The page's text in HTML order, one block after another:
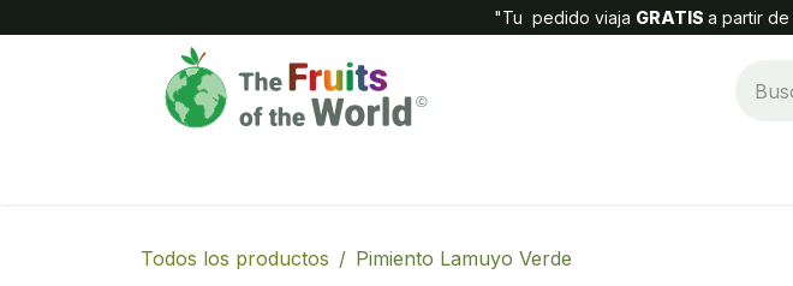
"Tu pedido viaja GRATIS a partir de
Todos los productos Pimiento Lamuyo Verde